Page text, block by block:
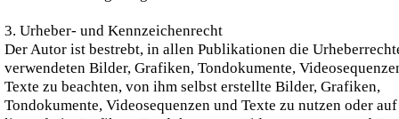
3. Urheber- und Kennzeichenrecht
Der Autor ist bestrebt, in allen Publikationen die
verwendeten Bilder, Grafiken, Tondokumente,
Texte zu beachten, von ihm selbst erstellte Bilder, Grafiken,
Tondokumente, Videosequenzen und Texte zu nutzen oder auf